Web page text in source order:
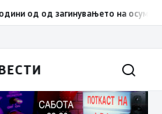
од загинувањето на осумтемина